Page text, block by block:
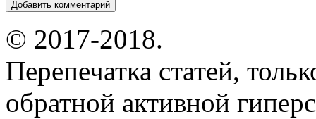
© 2017-2018.
Перепечатка статей,
обратной активной